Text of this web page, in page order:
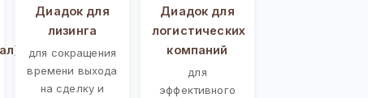
Диадок для
лизинга
для сокращения
времени выхода
на сделку и
Диадок для
логистических
компаний
для
эффективного